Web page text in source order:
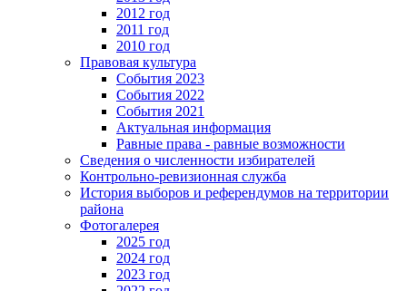
2012 год
2011 год
2010 год
Правовая культура
События 2023
События 2022
События 2021
Актуальная информация
Равные права - равные возможности
Сведения о численности избирателей
Контрольно-ревизионная служба
История выборов и референдумов на территории
района
Фотогалерея
2025 год
2024 год
2023 год